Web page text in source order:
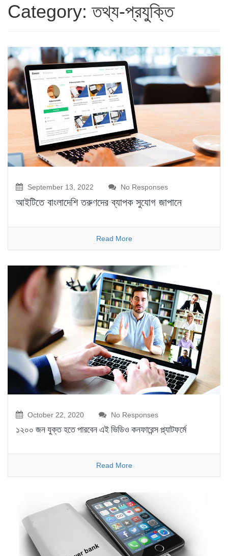
Category: তথ্য-প্রযুক্তি
September 13, 2022 No Responses
আইটিতে বাংলাদেশি তরুণদের ব্যাপক সুযোগ জাপানে
Read More
October 22, 2020 No Responses
১২০০ জন যুক্ত হতে পারবেন এই ভিডিও কনফারেন্স প্ল্যাটফর্মে
Read More